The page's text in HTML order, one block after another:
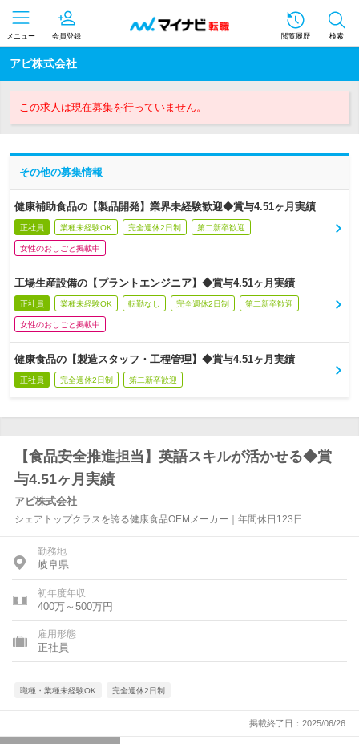
メニュー 会員登録 閲覧履歴 検索
アピ株式会社
この求人は現在募集を行っていません。
その他の募集情報
健康補助食品の【製品開発】業界未経験歓迎◆賞与4.51ヶ月実績
正社員 業種未経験OK 完全週休2日制 第二新卒歓迎
女性のおしごと掲載中
工場生産設備の【プラントエンジニア】◆賞与4.51ヶ月実績
正社員 業種未経験OK 転勤なし 完全週休2日制 第二新卒歓迎
女性のおしごと掲載中
健康食品の【製造スタッフ・工程管理】◆賞与4.51ヶ月実績
正社員 完全週休2日制 第二新卒歓迎
【食品安全推進担当】英語スキルが活かせる◆賞
与4.51ヶ月実績
アピ株式会社
シェアトップクラスを誇る健康食品OEMメーカー｜年間休日123日
勤務地
岐阜県
初年度年収
400万～500万円
雇用形態
正社員
職種・業種未経験OK 完全週休2日制
掲載終了日：2025/06/26